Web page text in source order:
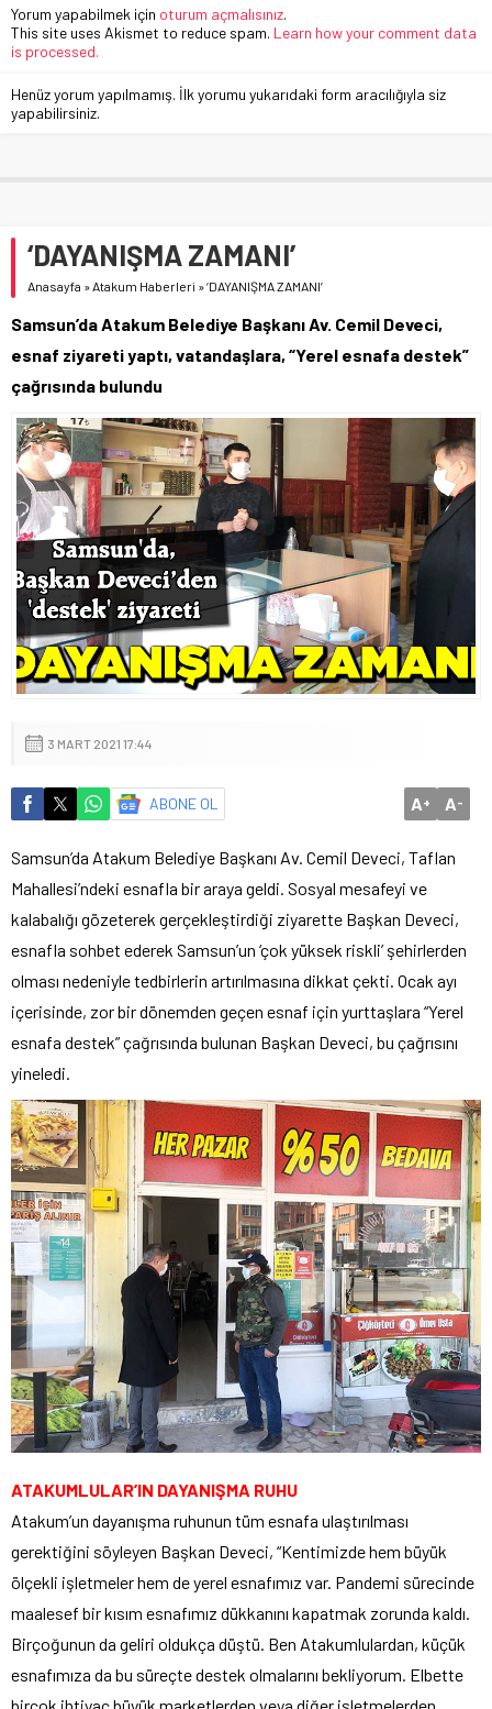
Yorum yapabilmek için oturum açmalısınız.
This site uses Akismet to reduce spam. Learn how your comment data
is processed.
Henüz yorum yapılmamış. İlk yorumu yukarıdaki form aracılığıyla siz
yapabilirsiniz.
‘DAYANIŞMA ZAMANI’
Anasayfa » Atakum Haberleri »‘DAYANIŞMA ZAMANI’
Samsun’da Atakum Belediye Başkanı Av. Cemil Deveci,
esnaf ziyareti yaptı, vatandaşlara, “Yerel esnafa destek”
çağrısında bulundu
3 MART 2021 17:44
ABONE OL A+ A-
Samsun’da Atakum Belediye Başkanı Av. Cemil Deveci, Taflan
Mahallesi’ndeki esnafla bir araya geldi. Sosyal mesafeyi ve
kalabalığı gözeterek gerçekleştirdiği ziyarette Başkan Deveci,
esnafla sohbet ederek Samsun’un ‘çok yüksek riskli’ şehirlerden
olması nedeniyle tedbirlerin artırılmasına dikkat çekti. Ocak ayı
içerisinde, zor bir dönemden geçen esnaf için yurttaşlara “Yerel
esnafa destek” çağrısında bulunan Başkan Deveci, bu çağrısını
yineledi.
ATAKUMLULAR’IN DAYANIŞMA RUHU
Atakum’un dayanışma ruhunun tüm esnafa ulaştırılması
gerektiğini söyleyen Başkan Deveci, “Kentimizde hem büyük
ölçekli işletmeler hem de yerel esnafımız var. Pandemi sürecinde
maalesef bir kısım esnafımız dükkanını kapatmak zorunda kaldı.
Birçoğunun da geliri oldukça düştü. Ben Atakumlulardan, küçük
esnafımıza da bu süreçte destek olmalarını bekliyorum. Elbette
birçok ihtiyaç büyük marketlerden veya diğer işletmelerden